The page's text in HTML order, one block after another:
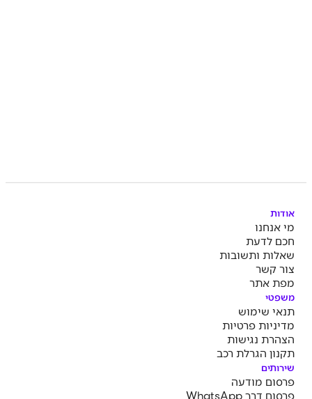
אודות
מי אנחנו
חכם לדעת
שאלות ותשובות
צור קשר
מפת אתר
משפטי
תנאי שימוש
מדיניות פרטיות
הצהרת נגישות
תקנון הגרלת רכב
שירותים
פרסום מודעה
פרסום דרך WhatsApp